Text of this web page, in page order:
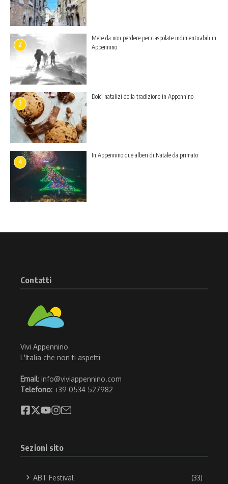
2
Mete da non perdere per ciaspolate indimenticabili in
Appennino
3
Dolci natalizi della tradizione in Appennino
4
In Appennino due alberi di Natale da primato
Contatti
Vivi Appennino
L'Italia che non ti aspetti
Email: info@viviappennino.com
Telefono: +39 0534 527982
Sezioni sito
ABT Festival (33)